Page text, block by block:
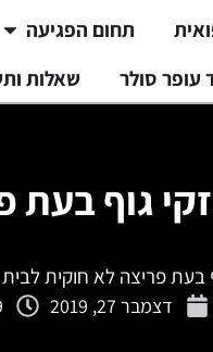
תחום הפגיעה
עופר סולר
שאלות
גוף בעת
בעת פריצה לא חוקית לבית
דצמבר 27, 2019